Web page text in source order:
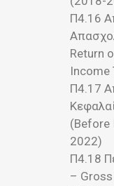
Π4.16
Return
Income
Π4.17
(Before
2022)
Π4.18
–